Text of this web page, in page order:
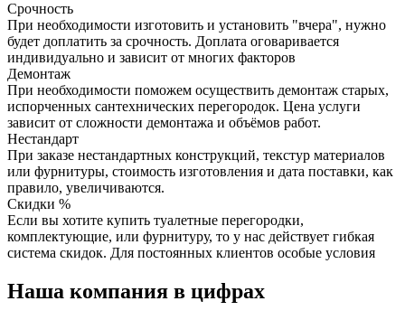
Срочность
При необходимости изготовить и установить "вчера", нужно
будет доплатить за срочность. Доплата оговаривается
индивидуально и зависит от многих факторов
Демонтаж
При необходимости поможем осуществить демонтаж старых,
испорченных сантехнических перегородок. Цена услуги
зависит от сложности демонтажа и объёмов работ.
Нестандарт
При заказе нестандартных конструкций, текстур материалов
или фурнитуры, стоимость изготовления и дата поставки, как
правило, увеличиваются.
Скидки %
Если вы хотите купить туалетные перегородки,
комплектующие, или фурнитуру, то у нас действует гибкая
система скидок. Для постоянных клиентов особые условия
Наша компания в цифрах